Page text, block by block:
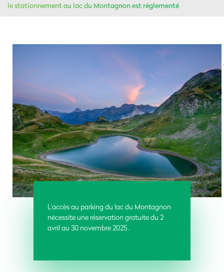
le stationnement au lac du Montagnon est réglementé
L’accès au parking du lac du Montagnon
nécessite une réservation gratuite du 2
avril au 30 novembre 2025 .